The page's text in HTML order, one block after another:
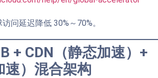
问延迟降低 30%～70%。
+ CDN（静态加速）+
速）混合架构